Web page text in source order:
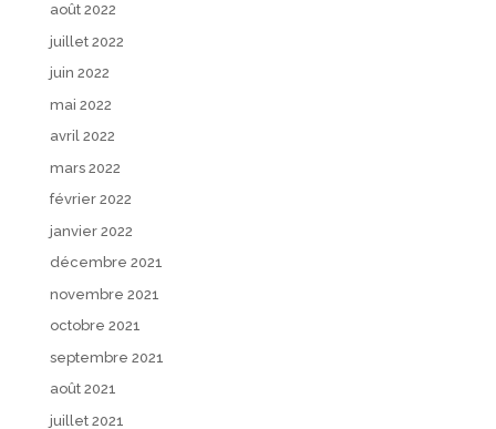
août 2022
juillet 2022
juin 2022
mai 2022
avril 2022
mars 2022
février 2022
janvier 2022
décembre 2021
novembre 2021
octobre 2021
septembre 2021
août 2021
juillet 2021